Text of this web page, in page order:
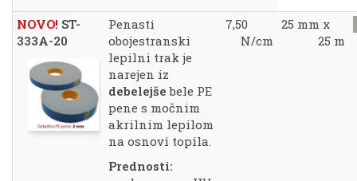
NOVO! ST-
333A-20
Penasti
obojestranski
lepilni trak je
narejen iz
debelejše bele PE
pene s močnim
akrilnim lepilom
na osnovi topila.
Prednosti:
7,50
N/cm
25 mm x
25 m